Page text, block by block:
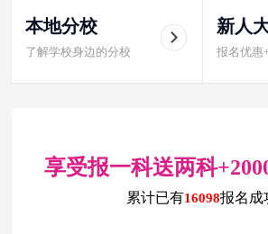
本地分校
了解学校身边的分校
新人
报名优惠
享受报一科送两科
累计已有16098报名成